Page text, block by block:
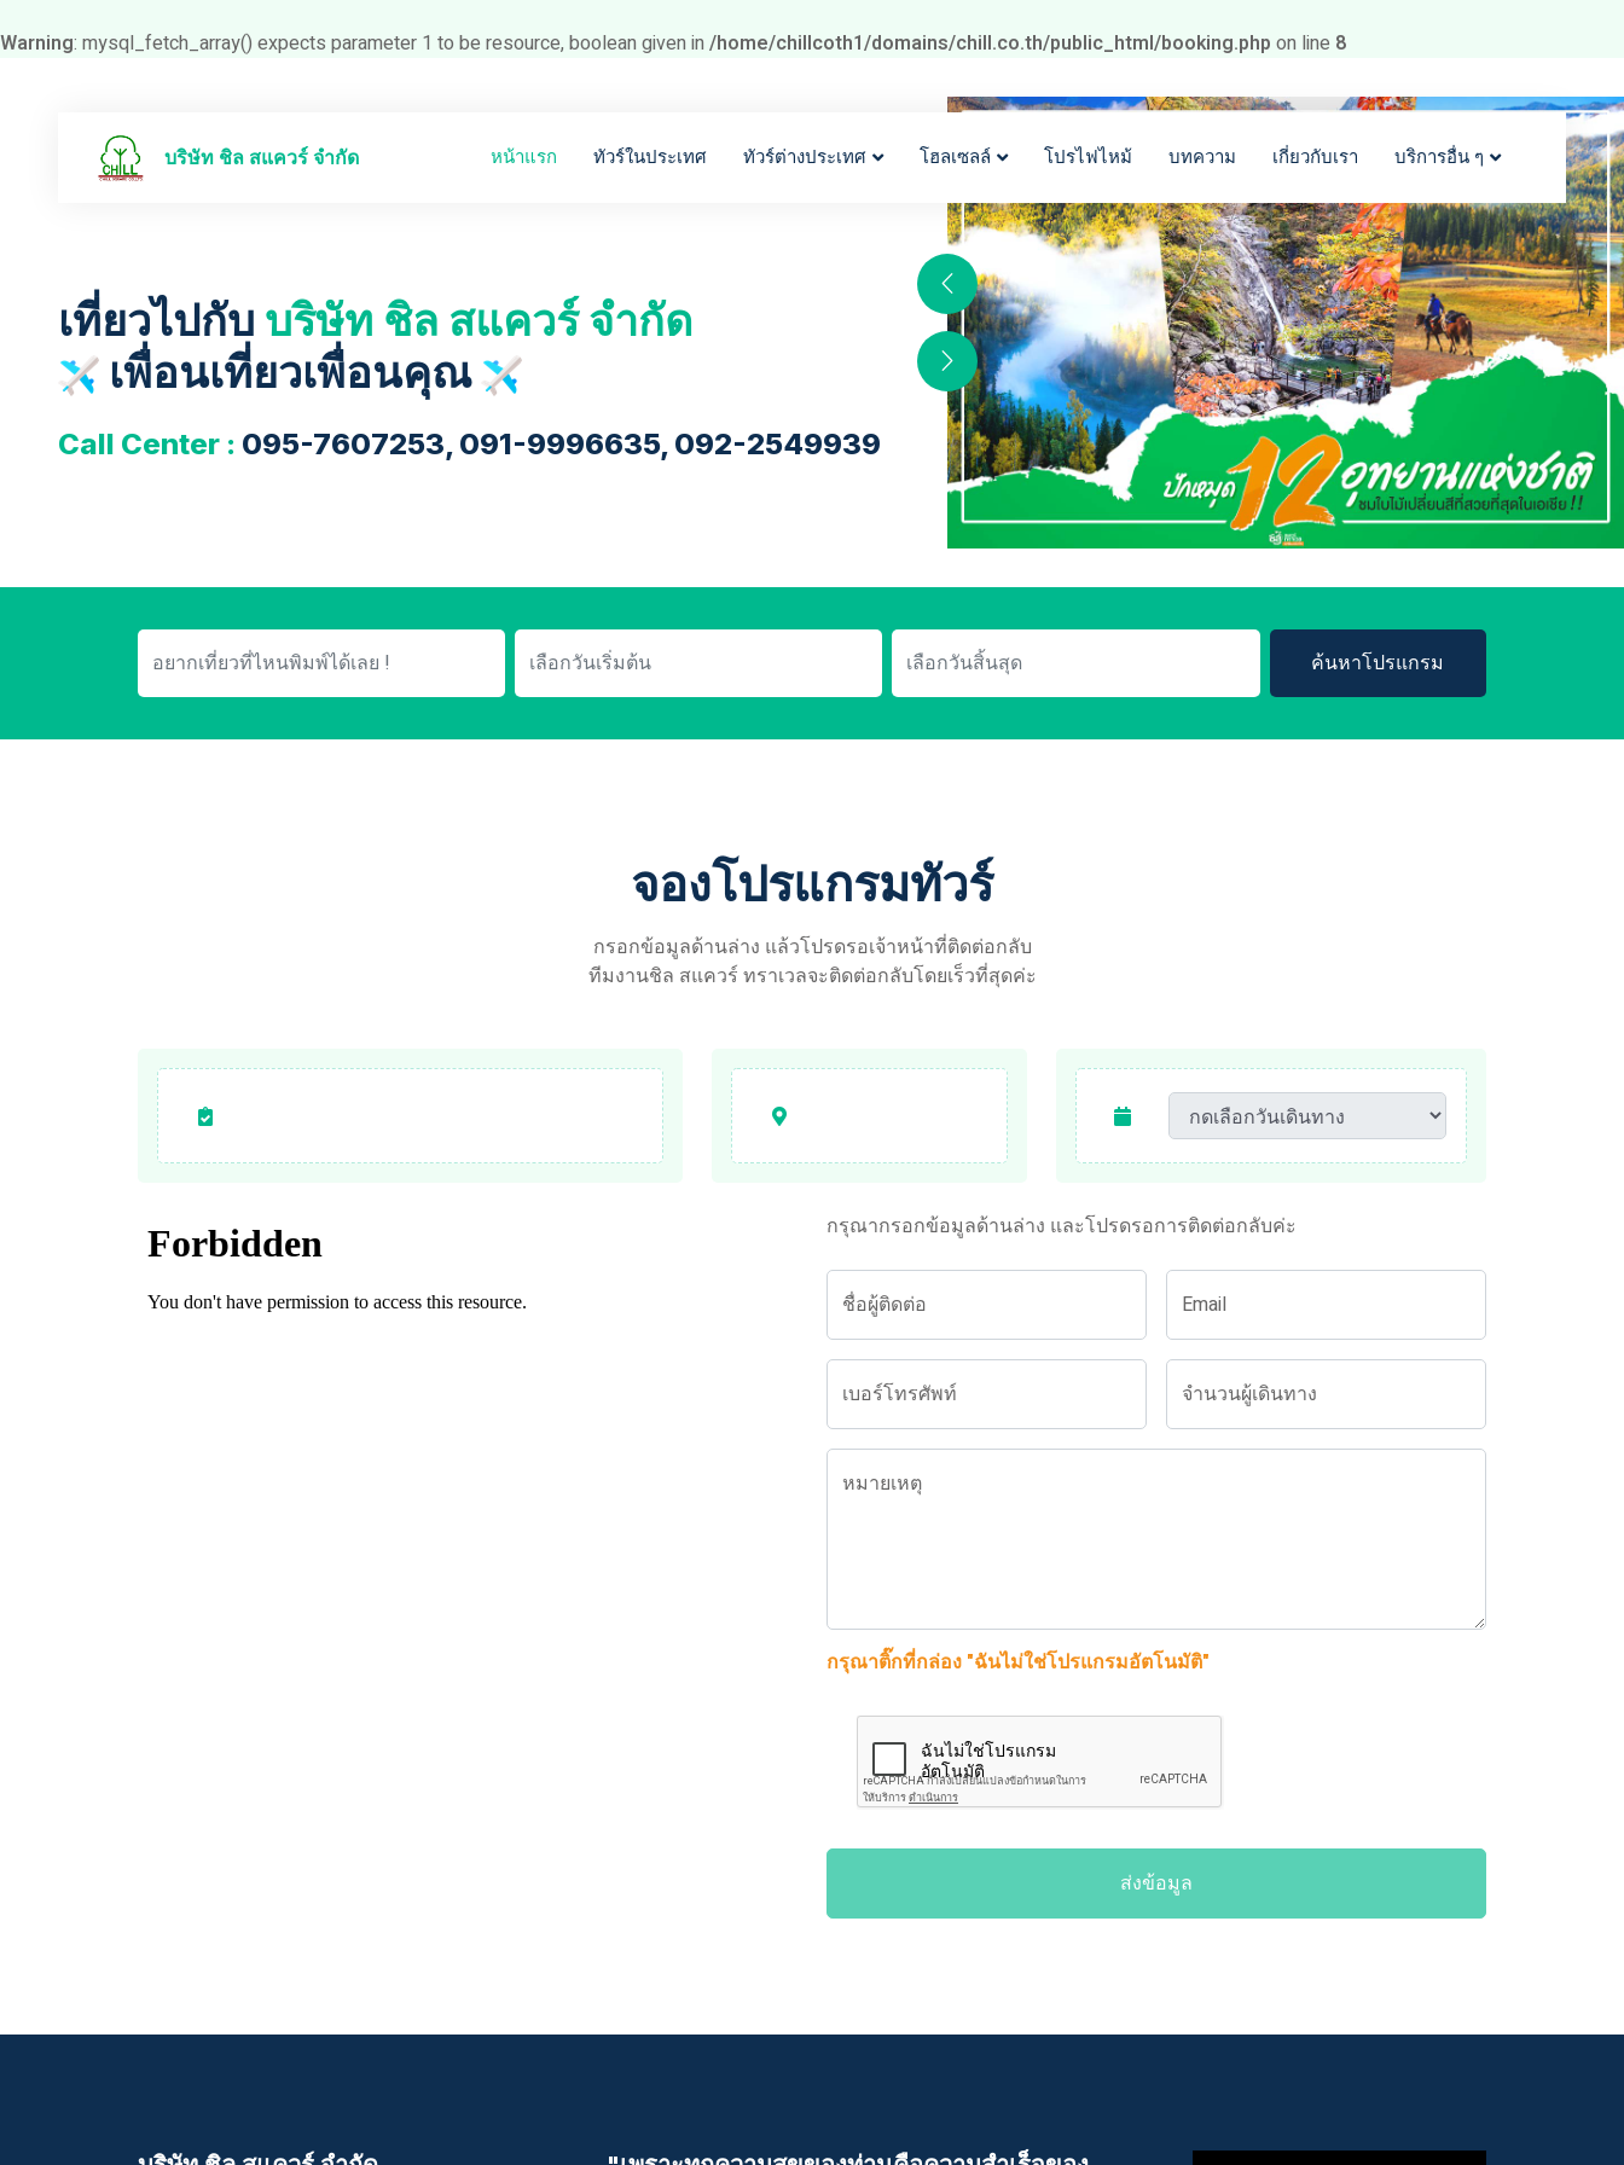
Warning: mysql_fetch_array() expects parameter 1 to be resource, boolean given in /home/chillcoth1/domains/chill.co.th/public_html/booking.php on line 8
บริษัท ชิล สแควร์ จำกัด หน้าแรก ทัวร์ในประเทศ ทัวร์ต่างประเทศ โฮลเซลล์ โปรไฟไหม้ บทความ เกี่ยวกับเรา บริการอื่น ๆ
เที่ยวไปกับ บริษัท ชิล สแควร์ จำกัด
เพื่อนเที่ยวเพื่อนคุณ
Call Center : 095-7607253, 091-9996635, 092-2549939
ค้นหาโปรแกรม
จองโปรแกรมทัวร์
กรอกข้อมูลด้านล่าง แล้วโปรดรอเจ้าหน้าที่ติดต่อกลับ
ทีมงานชิล สแควร์ ทราเวลจะติดต่อกลับโดยเร็วที่สุดค่ะ
กรุณากรอกข้อมูลด้านล่าง และโปรดรอการติดต่อกลับค่ะ
ชื่อผู้ติดต่อ Email
เบอร์โทรศัพท์ จำนวนผู้เดินทาง
หมายเหตุ
กรุณาติ๊กที่กล่อง "ฉันไม่ใช่โปรแกรมอัตโนมัติ"
ส่งข้อมูล